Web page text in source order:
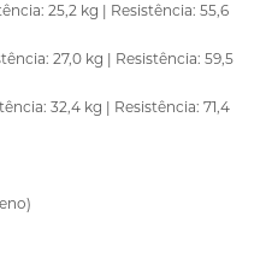
25,2 kg | Resistência: 55,6
27,0 kg | Resistência: 59,5
32,4 kg | Resistência: 71,4